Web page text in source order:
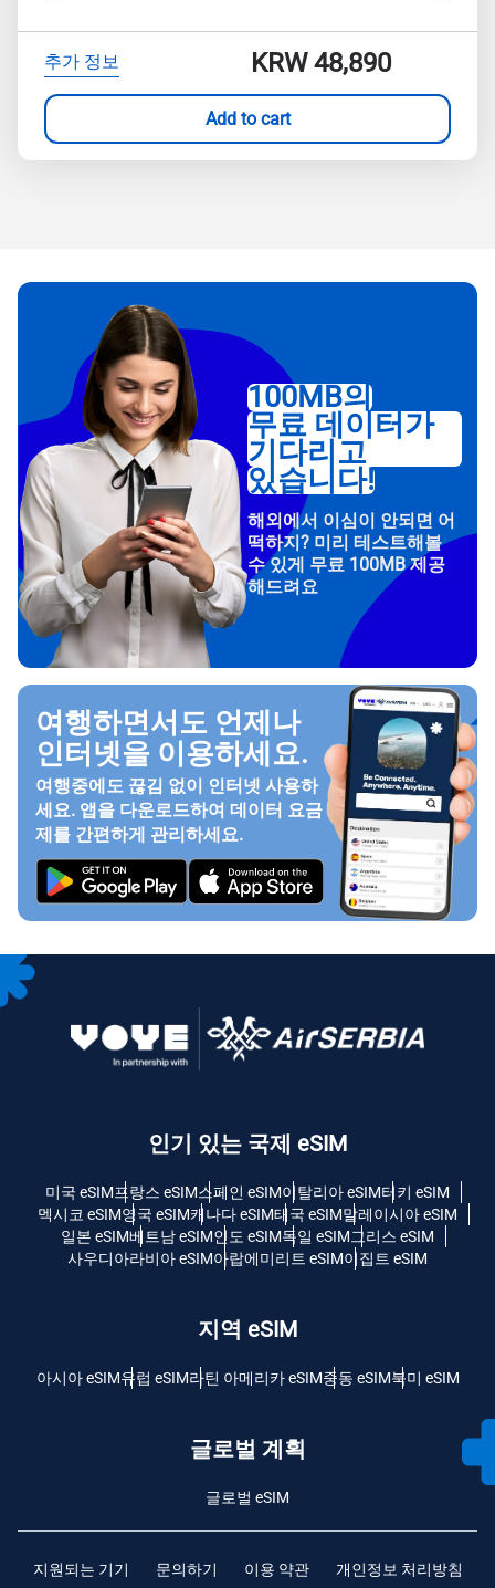
추가 정보 KRW 48,890
Add to cart
100MB의
무료 데이터가
기다리고
있습니다!
해외에서 이심이 안되면 어
떡하지? 미리 테스트해볼
수 있게 무료 100MB 제공
해드려요
여행하면서도 언제나
인터넷을 이용하세요.
여행중에도 끊김 없이 인터넷 사용하
세요. 앱을 다운로드하여 데이터 요금
제를 간편하게 관리하세요.
인기 있는 국제 eSIM
미국 eSIM프랑스 eSIM스페인 eSIM이탈리아 eSIM터키 eSIM
멕시코 eSIM영국 eSIM캐나다 eSIM태국 eSIM말레이시아 eSIM
일본 eSIM베트남 eSIM인도 eSIM독일 eSIM그리스 eSIM
사우디아라비아 eSIM아랍에미리트 eSIM이집트 eSIM
지역 eSIM
아시아 eSIM유럽 ​​eSIM라틴 아메리카 eSIM중동 eSIM북미 eSIM
글로벌 계획
글로벌 eSIM
지원되는 기기 문의하기 이용 약관 개인정보 처리방침